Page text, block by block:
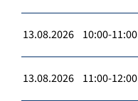
13.08.2026 10:00-11:00
13.08.2026 11:00-12:00